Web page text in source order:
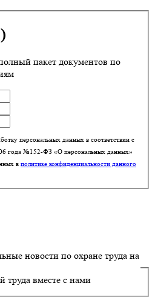
пакет документов по
персональных данных в соответствии с
года №152-ФЗ «О персональных данных»
в политике конфиденциальности данного
новости по охране труда на
труда вместе с нами